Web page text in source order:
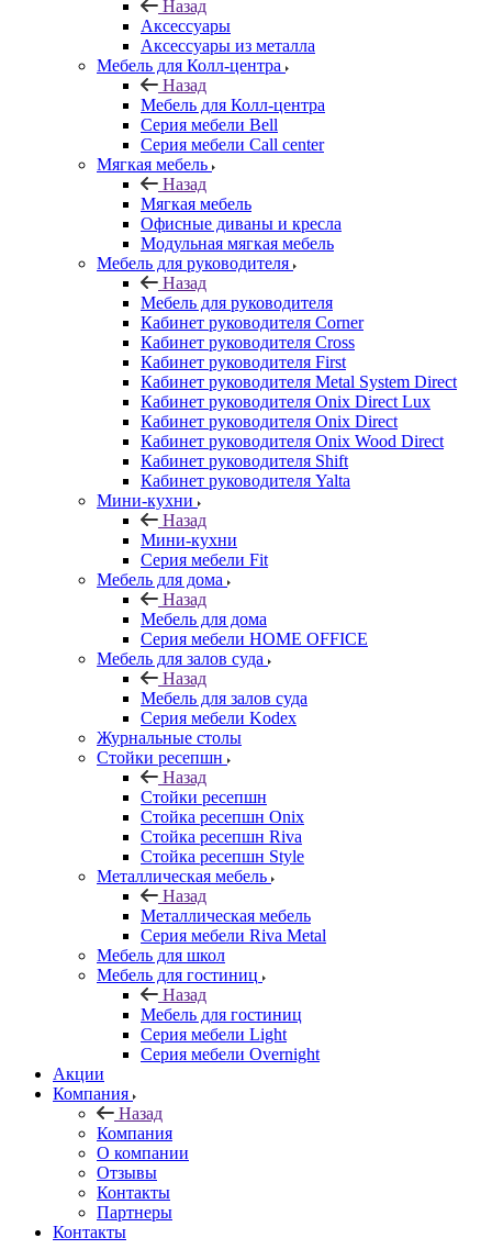
Назад
Аксессуары
Аксессуары из металла
Мебель для Колл-центра
Назад
Мебель для Колл-центра
Серия мебели Bell
Серия мебели Call center
Мягкая мебель
Назад
Мягкая мебель
Офисные диваны и кресла
Модульная мягкая мебель
Мебель для руководителя
Назад
Мебель для руководителя
Кабинет руководителя Corner
Кабинет руководителя Cross
Кабинет руководителя First
Кабинет руководителя Metal System Direct
Кабинет руководителя Onix Direct Lux
Кабинет руководителя Onix Direct
Кабинет руководителя Onix Wood Direct
Кабинет руководителя Shift
Кабинет руководителя Yalta
Мини-кухни
Назад
Мини-кухни
Серия мебели Fit
Мебель для дома
Назад
Мебель для дома
Серия мебели HOME OFFICE
Мебель для залов суда
Назад
Мебель для залов суда
Серия мебели Kodex
Журнальные столы
Стойки ресепшн
Назад
Стойки ресепшн
Стойка ресепшн Onix
Стойка ресепшн Riva
Стойка ресепшн Style
Металлическая мебель
Назад
Металлическая мебель
Серия мебели Riva Metal
Мебель для школ
Мебель для гостиниц
Назад
Мебель для гостиниц
Серия мебели Light
Серия мебели Overnight
Акции
Компания
Назад
Компания
О компании
Отзывы
Контакты
Партнеры
Контакты